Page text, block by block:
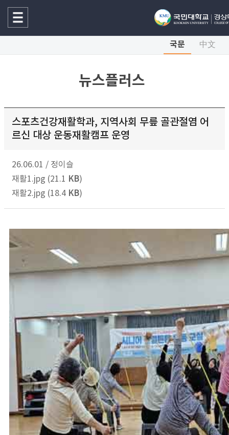
국문 中文
뉴스플러스
스포츠건강재활학과, 지역사회 무릎 골관절염 어
르신 대상 운동재활캠프 운영
26.06.01 / 정이슬
재활1.jpg (21.1 KB)
재활2.jpg (18.4 KB)